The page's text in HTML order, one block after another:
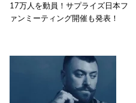
17万人を動員！サプライズ日本フ
ァンミーティング開催も発表！